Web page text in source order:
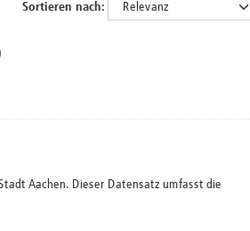
Sortieren nach
Aachen. Dieser Datensatz umfasst die